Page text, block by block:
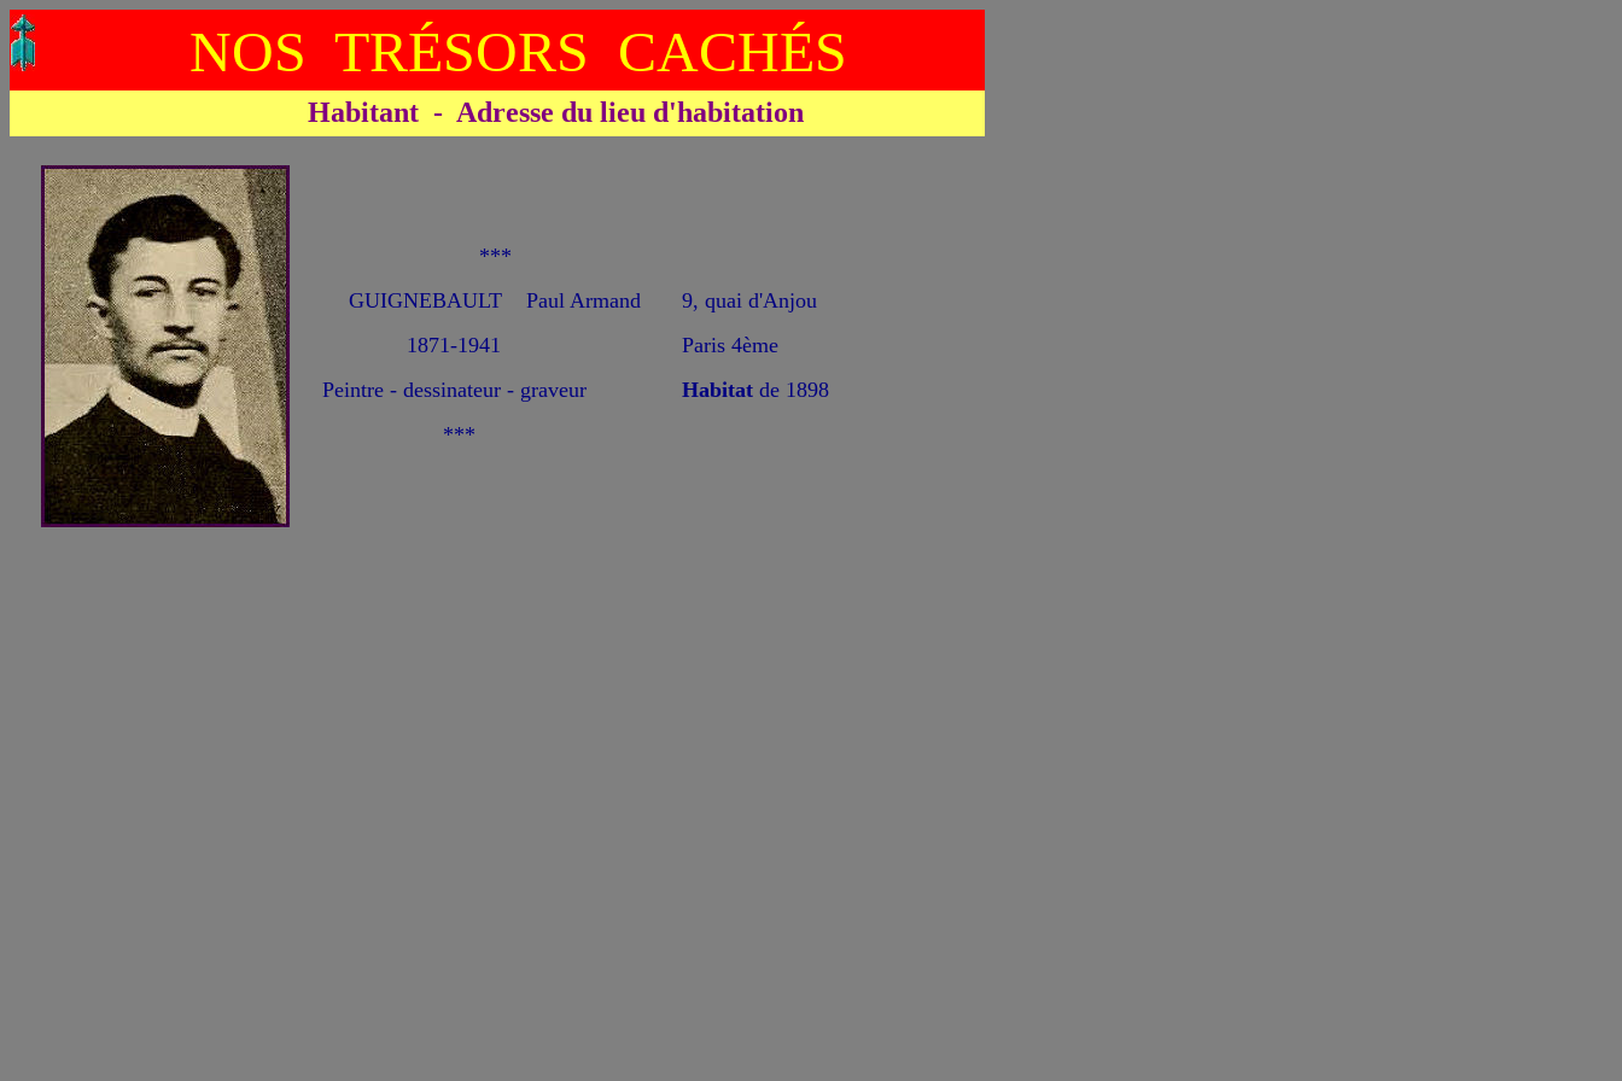
NOS TRÉSORS CACHÉS
Habitant - Adresse du lieu d'habitation
***
GUIGNEBAULT Paul Armand
1871-1941
Peintre - dessinateur - graveur
***
9, quai d'Anjou
Paris 4ème
Habitat de 1898